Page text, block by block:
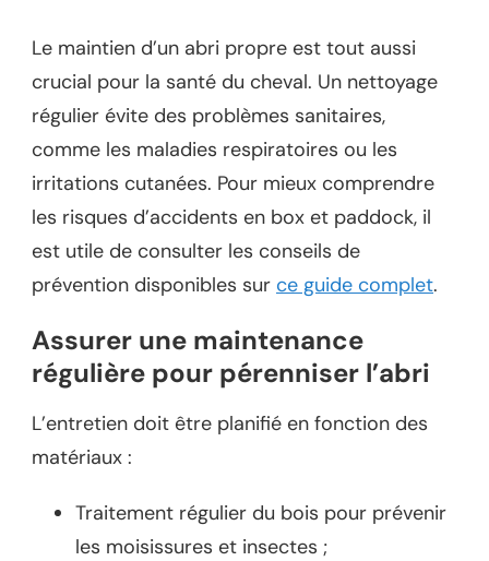
Le maintien d’un abri propre est tout aussi
crucial pour la santé du cheval. Un nettoyage
régulier évite des problèmes sanitaires,
comme les maladies respiratoires ou les
irritations cutanées. Pour mieux comprendre
les risques d’accidents en box et paddock, il
est utile de consulter les conseils de
prévention disponibles sur ce guide complet.
Assurer une maintenance
régulière pour pérenniser l’abri
L’entretien doit être planifié en fonction des
matériaux :
Traitement régulier du bois pour prévenir
les moisissures et insectes ;